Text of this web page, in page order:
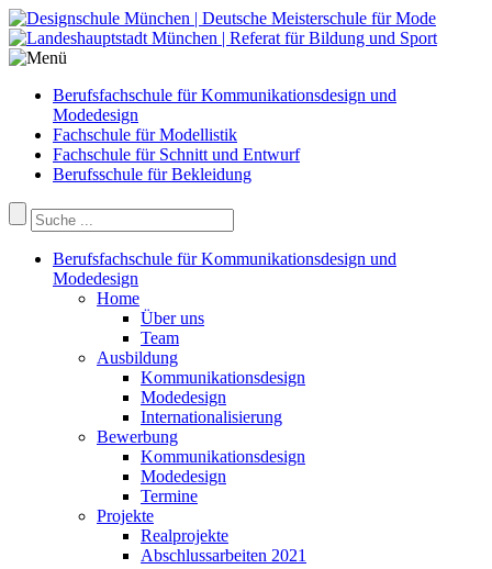
Berufsfachschule für Kommunikationsdesign und
Modedesign
Fachschule für Modellistik
Fachschule für Schnitt und Entwurf
Berufsschule für Bekleidung
Berufsfachschule für Kommunikationsdesign und
Modedesign
Home
Über uns
Team
Ausbildung
Kommunikationsdesign
Modedesign
Internationalisierung
Bewerbung
Kommunikationsdesign
Modedesign
Termine
Projekte
Realprojekte
Abschlussarbeiten 2021